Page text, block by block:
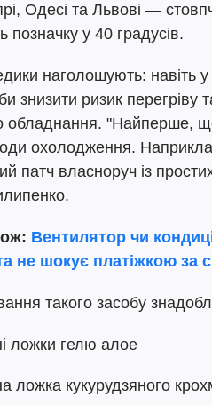
Одесі та Львові —
у 40 градусів.
наголошують: навіть у
знизити ризик
обладнання. "Найперше,
охолодження.
патч власноруч із
Вентилятор чи
не шокує платіжкою за
такого засобу
ложки гелю алое
ложка кукурудзяного